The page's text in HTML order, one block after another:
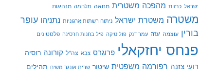
ישראל כרזות מהפכה משטרית מחאה מלחמה מנהיגות
משטרה משטרת ישראל ניתוח רשתות ארגוניות נתניהו עופר
בורין עוצמה עזה עמר דנק פוליטיקה פיל בחנות חרסינה פלסטינים
פנחס יחזקאלי פרוגרס צבא צה"ל קורונה רוסיה
רועי צזנה רפורמה משפטית שיטור שרית אונגר משיח תהילים